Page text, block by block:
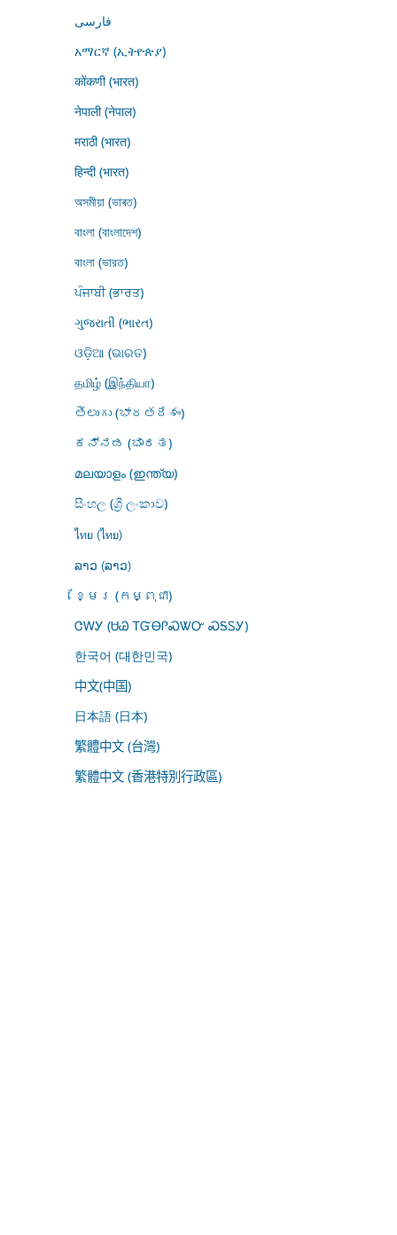
فارسى
አማርኛ (ኢትዮጵያ)
कोंकणी (भारत)
नेपाली (नेपाल)
मराठी (भारत)
हिन्दी (भारत)
অসমীয়া (ভাৰত)
বাংলা (বাংলাদেশ)
বাংলা (ভারত)
ਪੰਜਾਬੀ (ਭਾਰਤ)
ગુજરાતી (ભારત)
ଓଡ଼ିଆ (ଭାରତ)
தமிழ் (இந்தியா)
తెలుగు (భారతదేశం)
ಕನ್ನಡ (ಭಾರತ)
മലയാളം (ഇന്ത്യ)
සිංහල (ශ්‍රී ලංකාව)
ไทย (ไทย)
ລາວ (ລາວ)
ខ្មែរ (កម្ពុជា)
ᏣᎳᎩ (ᏌᏊ ᎢᏳᎾᎵᏍᏔᏅ ᏍᎦᏚᎩ)
한국어 (대한민국)
中文(中国)
日本語 (日本)
繁體中文 (台灣)
繁體中文 (香港特別行政區)